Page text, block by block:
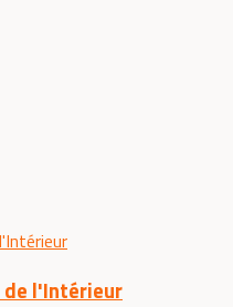
de l'Intérieur